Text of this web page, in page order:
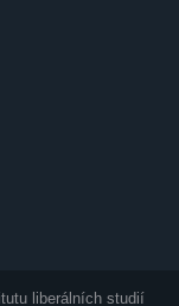
liberálních studií